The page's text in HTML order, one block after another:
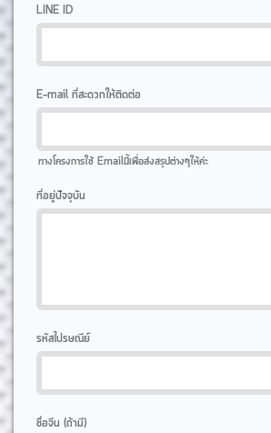
LINE ID
E-mail ที่สะดวกให้ติดต่อ
ทางโครงการใช้ Emailนี้เพื่อส่งสรุปต่างๆให้ค่ะ
ที่อยู่ปัจจุบัน
รหัสไปรษณีย์
ชื่อจีน (ถ้ามี)